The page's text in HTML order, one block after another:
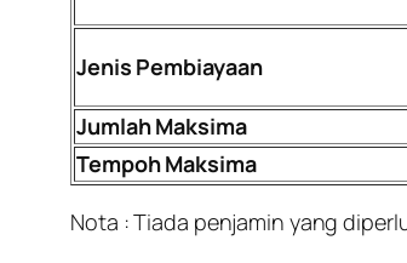
Jenis Pembiayaan
Jumlah Maksima
Tempoh Maksima
Nota : Tiada penjamin yang